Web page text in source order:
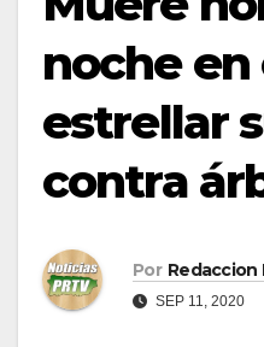
noche en
estrellar
contra
Por Redaccion
SEP 11, 2020